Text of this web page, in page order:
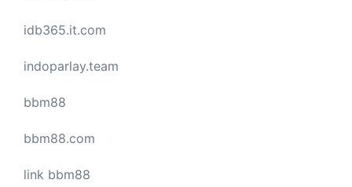
idb365.it.com
indoparlay.team
bbm88
bbm88.com
link bbm88